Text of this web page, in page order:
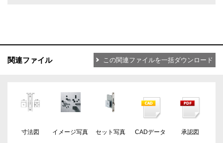
関連ファイル この関連ファイルを一括ダウンロード
寸法図 イメージ写真 セット写真 CADデータ 承認図